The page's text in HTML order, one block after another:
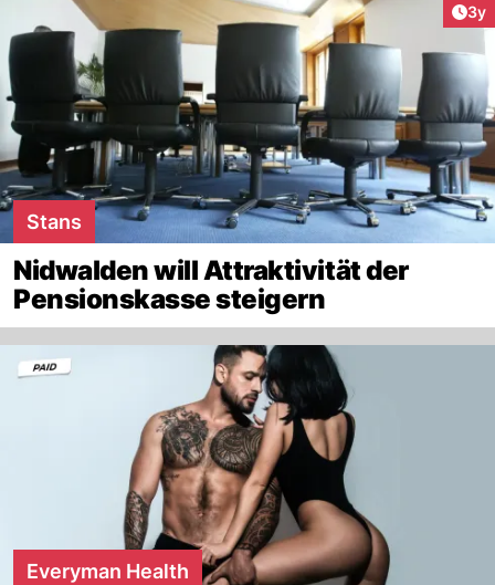
3y
Stans
Nidwalden will Attraktivität der
Pensionskasse steigern
Everyman Health